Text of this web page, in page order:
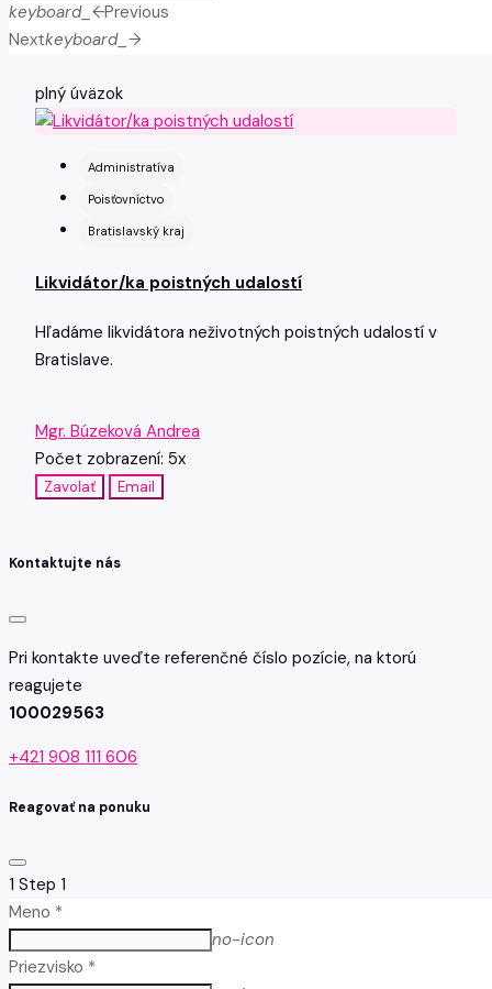
keyboard_arrow_leftPrevious
Nextkeyboard_arrow_right
plný úväzok
Administratíva
Poisťovníctvo
Bratislavský kraj
Likvidátor/ka poistných udalostí
Hľadáme likvidátora neživotných poistných udalostí v
Bratislave.
Mgr. Búzeková Andrea
Počet zobrazení: 5x
Zavolať Email
Kontaktujte nás
Pri kontakte uveďte referenčné číslo pozície, na ktorú
reagujete
100029563
+421 908 111 606
Reagovať na ponuku
1 Step 1
Meno *
no-icon
Priezvisko *